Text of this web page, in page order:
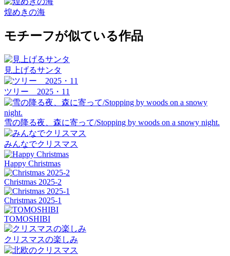
煌めきの海
モチーフが似ている作品
見上げるサンタ
ツリー 2025・11
雪の降る夜、森に寄って/Stopping by woods on a snowy night.
みんなでクリスマス
Happy Christmas
Christmas 2025-2
Christmas 2025-1
TOMOSHIBI
クリスマスの楽しみ